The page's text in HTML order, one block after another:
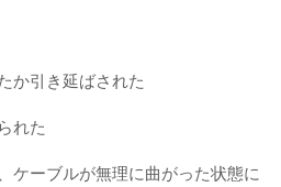
か引き延ばされた
れた
ケーブルが無理に曲がった状態に